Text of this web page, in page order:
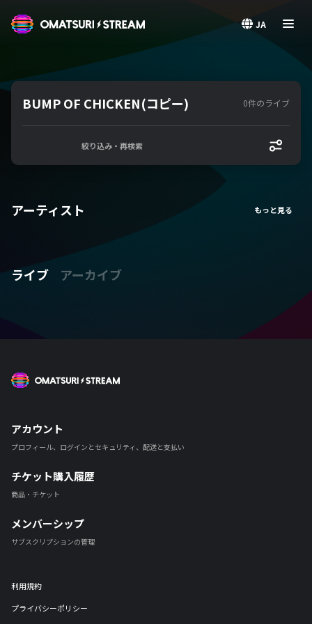
JA
BUMP OF CHICKEN(コピー) 0件のライブ
絞り込み・再検索
アーティスト
ライブ アーカイブ
アカウント
プロフィール、ログインとセキュリティ、配送と支払い
チケット購入履歴
商品・チケット
メンバーシップ
サブスクリプションの管理
利用規約
プライバシーポリシー